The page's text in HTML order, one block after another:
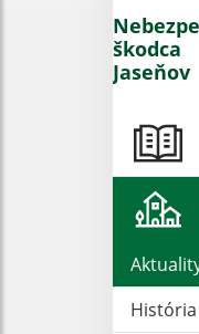
škodca
Jaseňov
História